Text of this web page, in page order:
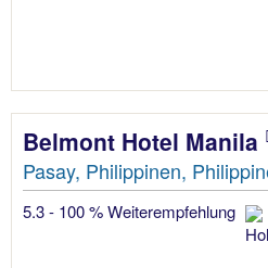
Belmont Hotel Manila
Pasay, Philippinen,
5.3 - 100 % Weiterempfehlung